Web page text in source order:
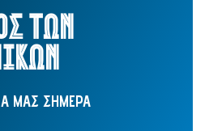
ΤΩΝ
ΜΑΣ ΣΗΜΕΡΑ